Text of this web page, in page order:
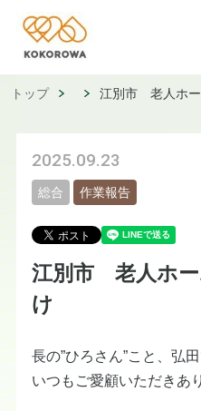
トップ 江別市 老人ホー
2025.09.23
総合 作業報告
江別市 老人ホー
け
長の”ひろさん”こと、弘田
いつもご愛顧いただきあ